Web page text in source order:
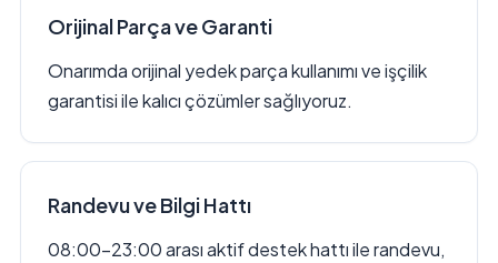
Orijinal Parça ve Garanti
Onarımda orijinal yedek parça kullanımı ve işçilik
garantisi ile kalıcı çözümler sağlıyoruz.
Randevu ve Bilgi Hattı
08:00–23:00 arası aktif destek hattı ile randevu,